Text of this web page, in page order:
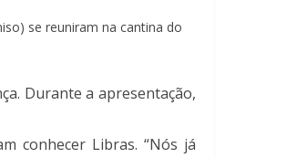
se reuniram na cantina do
Durante a apresentação,
conhecer Libras. “Nós já